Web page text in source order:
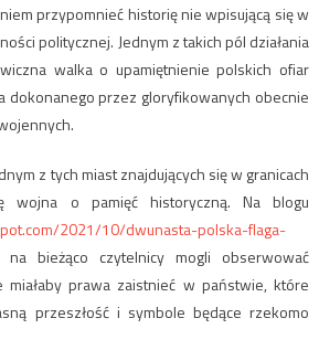
przypomnieć historię nie wpisującą się w
politycznej. Jednym z takich pól działania
walka o upamiętnienie polskich ofiar
dokonanego przez gloryfikowanych obecnie
z tych miast znajdujących się w granicach
wojna o pamięć historyczną. Na blogu
2021/10/dwunasta-polska-flaga-
na bieżąco czytelnicy mogli obserwować
miałaby prawa zaistnieć w państwie, które
przeszłość i symbole będące rzekomo